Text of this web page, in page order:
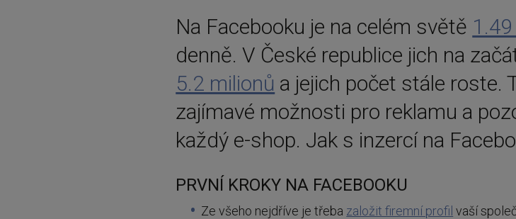
Na Facebooku je na celém světě
denně. V České republice jich na
5.2 milionů a jejich počet stále roste.
zajímavé možnosti pro reklamu a
každý e-shop. Jak s inzercí na
PRVNÍ KROKY NA FACEBOOKU
Ze všeho nejdříve je třeba založit firemní profil vaší